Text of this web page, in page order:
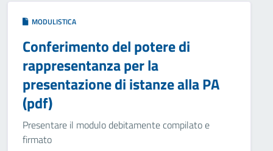
MODULISTICA
Conferimento del potere di
rappresentanza per la
presentazione di istanze alla PA
(pdf)
Presentare il modulo debitamente compilato e
firmato